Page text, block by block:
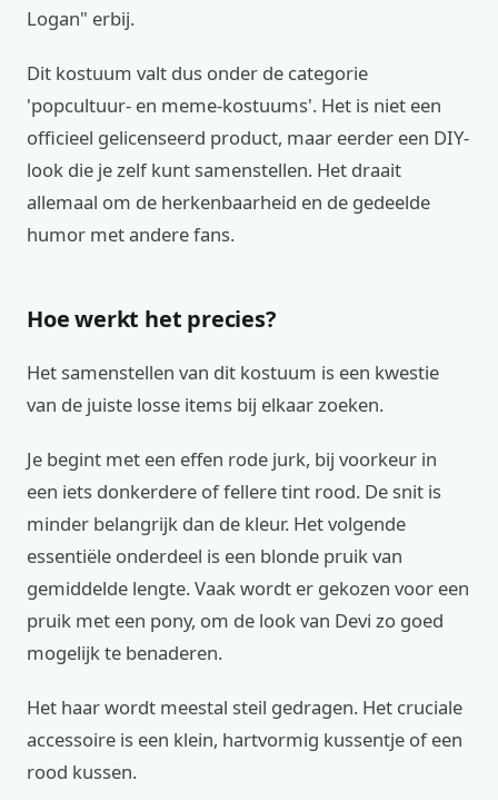
Logan" erbij.
Dit kostuum valt dus onder de categorie
'popcultuur- en meme-kostuums'. Het is niet een
officieel gelicenseerd product, maar eerder een DIY-
look die je zelf kunt samenstellen. Het draait
allemaal om de herkenbaarheid en de gedeelde
humor met andere fans.
Hoe werkt het precies?
Het samenstellen van dit kostuum is een kwestie
van de juiste losse items bij elkaar zoeken.
Je begint met een effen rode jurk, bij voorkeur in
een iets donkerdere of fellere tint rood. De snit is
minder belangrijk dan de kleur. Het volgende
essentiële onderdeel is een blonde pruik van
gemiddelde lengte. Vaak wordt er gekozen voor een
pruik met een pony, om de look van Devi zo goed
mogelijk te benaderen.
Het haar wordt meestal steil gedragen. Het cruciale
accessoire is een klein, hartvormig kussentje of een
rood kussen.